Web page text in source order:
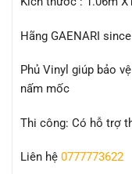
Hãng GAENARI
Phủ Vinyl giúp bảo
nấm mốc
Thi công: Có hỗ trợ
Liên hệ 0777773622